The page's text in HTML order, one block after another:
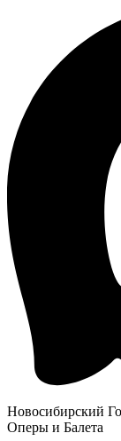
Новосибирский
Оперы и Балета